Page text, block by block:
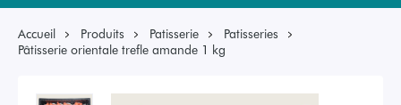
Accueil Produits Patisserie
Patisseries
Pâtisserie orientale trefle amande 1 kg